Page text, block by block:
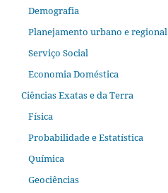
Demografia
Planejamento urbano e regional
Serviço Social
Economia Doméstica
Ciências Exatas e da Terra
Física
Probabilidade e Estatística
Química
Geociências